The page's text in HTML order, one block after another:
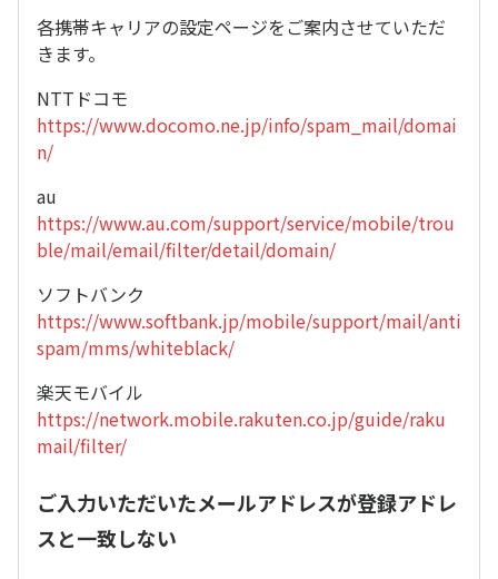
各携帯キャリアの設定ページをご案内させていただ
きます。
NTTドコモ
https://www.docomo.ne.jp/info/spam_mail/domai
n/
au
https://www.au.com/support/service/mobile/trou
ble/mail/email/filter/detail/domain/
ソフトバンク
https://www.softbank.jp/mobile/support/mail/anti
spam/mms/whiteblack/
楽天モバイル
https://network.mobile.rakuten.co.jp/guide/raku
mail/filter/
ご入力いただいたメールアドレスが登録アドレ
スと一致しない